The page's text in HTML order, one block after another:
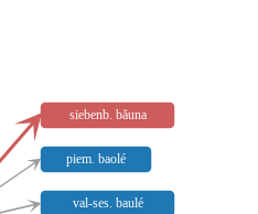
siebenb. băuna
piem. baolé
val-ses. baulé